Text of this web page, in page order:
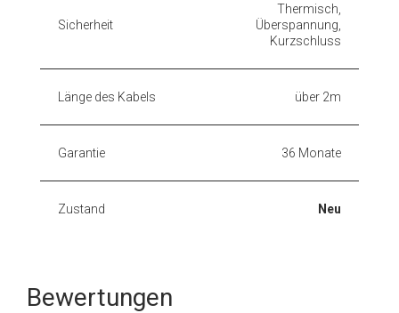
Sicherheit
Thermisch,
Überspannung,
Kurzschluss
Länge des Kabels über 2m
Garantie 36 Monate
Zustand Neu
Bewertungen